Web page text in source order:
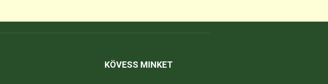
KÖVESS MINKET